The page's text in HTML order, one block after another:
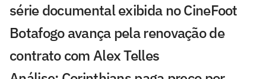
série documental exibida no CineFoot
Botafogo avança pela renovação de
contrato com Alex Telles